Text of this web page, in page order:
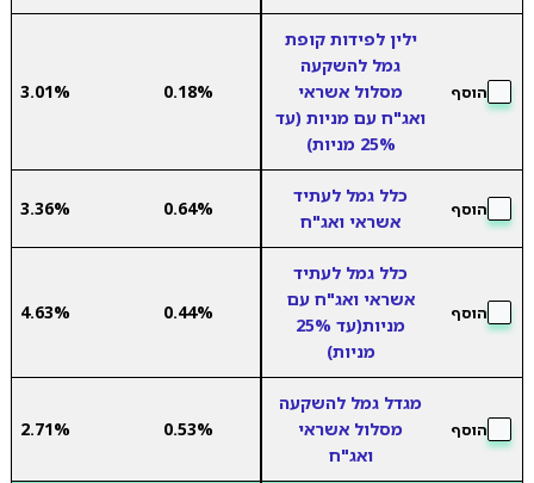
הוסף
ילין לפידות קופת
גמל להשקעה
מסלול אשראי
ואג"ח עם מניות (עד
25% מניות)
0.18%
3.01%
הוסף
כלל גמל לעתיד
אשראי ואג"ח
0.64%
3.36%
הוסף
כלל גמל לעתיד
אשראי ואג"ח עם
מניות(עד 25%
מניות)
0.44%
4.63%
הוסף
מגדל גמל להשקעה
מסלול אשראי
ואג"ח
0.53%
2.71%